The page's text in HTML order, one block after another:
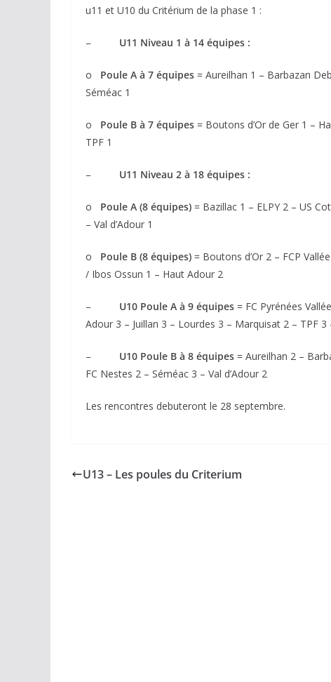
u11 et U10 du Critérium de la phase 1 :
– U11 Niveau 1 à 14 équipes :
o Poule A à 7 équipes = Aureilhan 1 – Barbazan
Séméac 1
o Poule B à 7 équipes = Boutons d’Or de Ger 1 –
TPF 1
– U11 Niveau 2 à 18 équipes :
o Poule A (8 équipes) = Bazillac 1 – ELPY 2 – US
– Val d’Adour 1
o Poule B (8 équipes) = Boutons d’Or 2 – FCP
/ Ibos Ossun 1 – Haut Adour 2
– U10 Poule A à 9 équipes = FC Pyrénées
Adour 3 – Juillan 3 – Lourdes 3 – Marquisat 2 – TPF 3
– U10 Poule B à 8 équipes = Aureilhan 2 –
FC Nestes 2 – Séméac 3 – Val d’Adour 2
Les rencontres debuteront le 28 septembre.
U13 – Les poules du Criterium